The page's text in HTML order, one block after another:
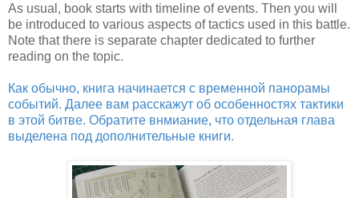
As usual, book starts with timeline of events. Then you will
be introduced to various aspects of tactics used in this battle.
Note that there is separate chapter dedicated to further
reading on the topic.
Как обычно, книга начинается с временной панорамы
событий. Далее вам расскажут об особенностях тактики
в этой битве. Обратите внмиание, что отдельная глава
выделена под дополнительные книги.